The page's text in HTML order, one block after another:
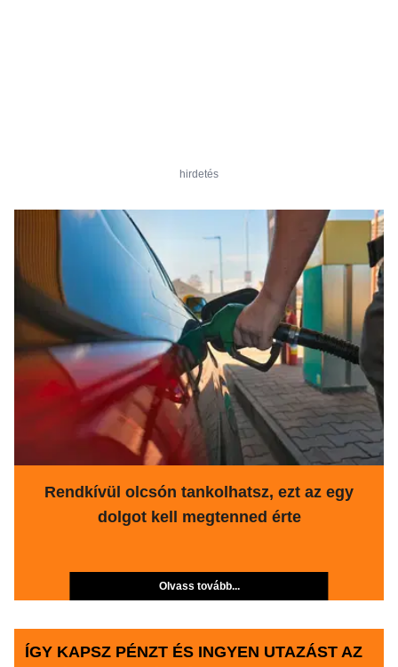
hirdetés
Rendkívül olcsón tankolhatsz, ezt az egy
dolgot kell megtenned érte
Olvass tovább...
ÍGY KAPSZ PÉNZT ÉS INGYEN UTAZÁST AZ